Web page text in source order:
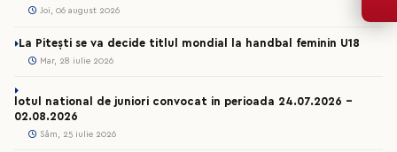
Joi, 06 august 2026
La Pitești se va decide titlul mondial la handbal feminin U18
Mar, 28 iulie 2026
lotul national de juniori convocat in perioada 24.07.2026 –
02.08.2026
Sâm, 25 iulie 2026